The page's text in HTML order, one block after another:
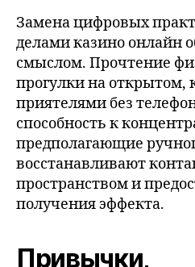
Замена цифровых
делами казино онлайн
смыслом. Прочтение
прогулки на открытом,
приятелями без
способность к
предполагающие
восстанавливают
пространством и
получения эффекта.
Привычки,